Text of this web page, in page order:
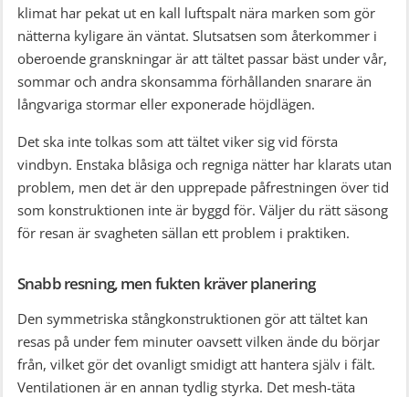
klimat har pekat ut en kall luftspalt nära marken som gör
nätterna kyligare än väntat. Slutsatsen som återkommer i
oberoende granskningar är att tältet passar bäst under vår,
sommar och andra skonsamma förhållanden snarare än
långvariga stormar eller exponerade höjdlägen.
Det ska inte tolkas som att tältet viker sig vid första
vindbyn. Enstaka blåsiga och regniga nätter har klarats utan
problem, men det är den upprepade påfrestningen över tid
som konstruktionen inte är byggd för. Väljer du rätt säsong
för resan är svagheten sällan ett problem i praktiken.
Snabb resning, men fukten kräver planering
Den symmetriska stångkonstruktionen gör att tältet kan
resas på under fem minuter oavsett vilken ände du börjar
från, vilket gör det ovanligt smidigt att hantera själv i fält.
Ventilationen är en annan tydlig styrka. Det mesh-täta